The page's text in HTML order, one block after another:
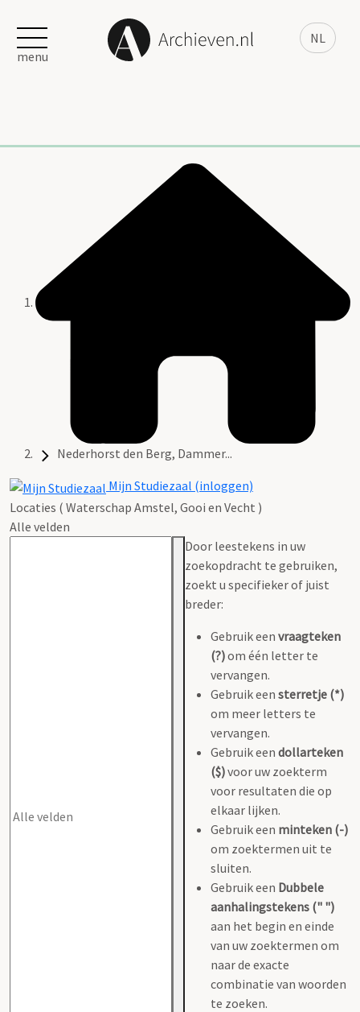
NL
menu
Nederhorst den Berg, Dammer...
Mijn Studiezaal (inloggen)
Locaties ( Waterschap Amstel, Gooi en Vecht )
Alle velden
Door leestekens in uw
zoekopdracht te gebruiken,
zoekt u specifieker of juist
breder:
Gebruik een vraagteken
(?)om één letter te
vervangen.
Gebruik een sterretje (*)
om meer letters te
vervangen.
Gebruik een dollarteken
($)voor uw zoekterm
voor resultaten die op
elkaar lijken.
Gebruik een minteken (-)
om zoektermen uit te
sluiten.
Gebruik een Dubbele
aanhalingstekens (" ")
aan het begin en einde
van uw zoektermen om
naar de exacte
combinatie van woorden
te zoeken.